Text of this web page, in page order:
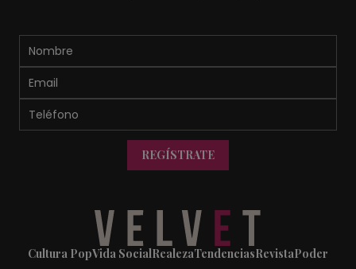
REGÍSTRATE
Cultura PopVida SocialRealezaTendenciasRevistaPoder